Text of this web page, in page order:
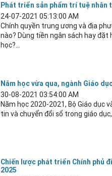
Phát triển sản phẩm trí tuệ nhân
24-07-2021 05:13:00 AM
Chính quyền trung ương và địa
nào? Dùng tiền ngân sách hay
học?...
Năm học vừa qua, ngành Giáo
30-08-2021 03:54:00 AM
Năm học 2020-2021, Bộ Giáo dục
tin và chuyển đổi sổ trong giáo
Chiến lược phát triển Chính phủ
2025